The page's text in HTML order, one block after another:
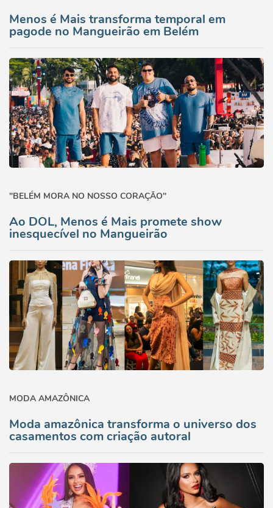
Menos é Mais transforma temporal em
pagode no Mangueirão em Belém
"BELÉM MORA NO NOSSO CORAÇÃO"
Ao DOL, Menos é Mais promete show
inesquecível no Mangueirão
MODA AMAZÔNICA
Moda amazônica transforma o universo dos
casamentos com criação autoral